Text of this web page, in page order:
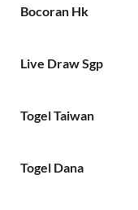
Bocoran Hk
Live Draw Sgp
Togel Taiwan
Togel Dana